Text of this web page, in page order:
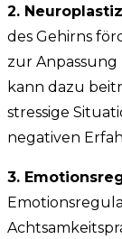
2.
des Gehirns
zur
kann dazu
stressige
negativen
3.